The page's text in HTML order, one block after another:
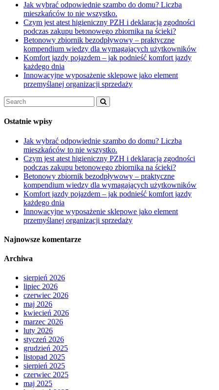
Jak wybrać odpowiednie szambo do domu? Liczba
mieszkańców to nie wszystko.
Czym jest atest higieniczny PZH i deklaracją zgodności
podczas zakupu betonowego zbiornika na ścieki?
Betonowy zbiornik bezodpływowy – praktyczne
kompendium wiedzy dla wymagających użytkowników
Komfort jazdy pojazdem – jak podnieść komfort jazdy
każdego dnia
Innowacyjne wyposażenie sklepowe jako element
przemyślanej organizacji sprzedaży
Ostatnie wpisy
Jak wybrać odpowiednie szambo do domu? Liczba
mieszkańców to nie wszystko.
Czym jest atest higieniczny PZH i deklaracją zgodności
podczas zakupu betonowego zbiornika na ścieki?
Betonowy zbiornik bezodpływowy – praktyczne
kompendium wiedzy dla wymagających użytkowników
Komfort jazdy pojazdem – jak podnieść komfort jazdy
każdego dnia
Innowacyjne wyposażenie sklepowe jako element
przemyślanej organizacji sprzedaży
Najnowsze komentarze
Archiwa
sierpień 2026
lipiec 2026
czerwiec 2026
maj 2026
kwiecień 2026
marzec 2026
luty 2026
styczeń 2026
grudzień 2025
listopad 2025
sierpień 2025
czerwiec 2025
maj 2025